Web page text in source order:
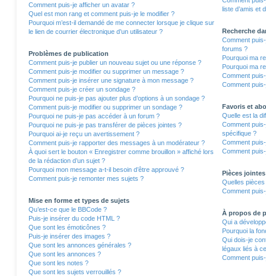
Comment puis-je afficher un avatar ?
Quel est mon rang et comment puis-je le modifier ?
Pourquoi m’est-il demandé de me connecter lorsque je clique sur
le lien de courrier électronique d’un utilisateur ?
Problèmes de publication
Comment puis-je publier un nouveau sujet ou une réponse ?
Comment puis-je modifier ou supprimer un message ?
Comment puis-je insérer une signature à mon message ?
Comment puis-je créer un sondage ?
Pourquoi ne puis-je pas ajouter plus d’options à un sondage ?
Comment puis-je modifier ou supprimer un sondage ?
Pourquoi ne puis-je pas accéder à un forum ?
Pourquoi ne puis-je pas transférer de pièces jointes ?
Pourquoi ai-je reçu un avertissement ?
Comment puis-je rapporter des messages à un modérateur ?
À quoi sert le bouton « Enregistrer comme brouillon » affiché lors
de la rédaction d’un sujet ?
Pourquoi mon message a-t-il besoin d’être approuvé ?
Comment puis-je remonter mes sujets ?
Mise en forme et types de sujets
Qu’est-ce que le BBCode ?
Puis-je insérer du code HTML ?
Que sont les émoticônes ?
Puis-je insérer des images ?
Que sont les annonces générales ?
Que sont les annonces ?
Que sont les notes ?
Que sont les sujets verrouillés ?
liste d’amis et
Recherche
Comment
forums ?
Pourquoi ma
Pourquoi ma
Comment
Comment
Favoris et
Quelle est la
Comment
spécifique ?
Comment
Comment
Pièces jointes
Quelles
Comment
À propos de
Qui a
Pourquoi la
Qui dois-je
légaux liés à
Comment